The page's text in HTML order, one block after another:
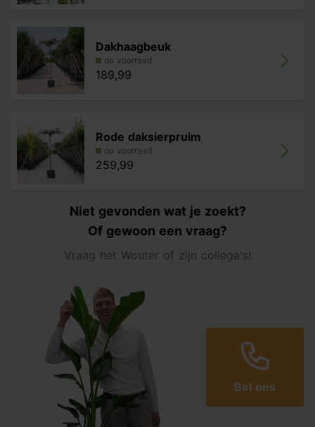
Dakhaagbeuk
op voorraad
189,99
Rode daksierpruim
op voorraad
259,99
Niet gevonden wat je zoekt?
Of gewoon een vraag?
Vraag het Wouter of zijn collega's!
Bel ons